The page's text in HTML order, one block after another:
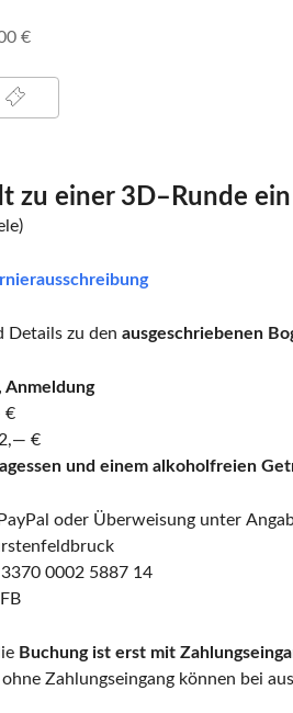
€
zu einer 3D– Runde ein
Details zu den ausgeschriebenen
Anmeldung
€
— €
und einem alkoholfreien
oder Überweisung unter
3370 0002 5887 14
Buchung ist erst mit
ohne Zahlungseingang können bei